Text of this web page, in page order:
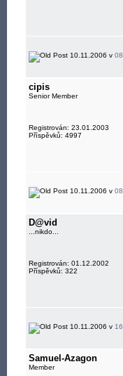
10.11.2006 v
cipis
Senior Member
Registrován: 23.01.2003
Příspěvků: 4997
10.11.2006 v
D@vid
...nikdo...
Registrován: 01.12.2002
Příspěvků: 322
10.11.2006 v
Samuel-Azagon
Member